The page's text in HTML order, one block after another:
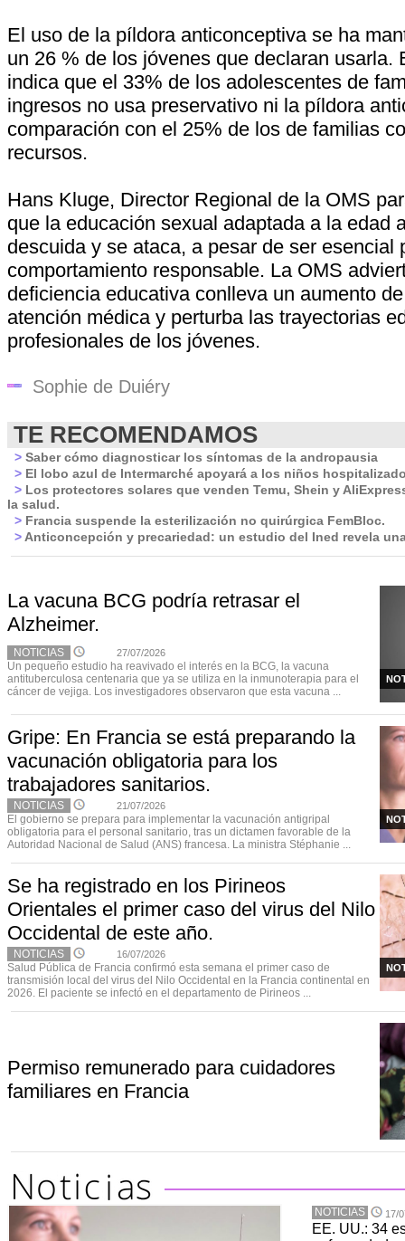
El uso de la píldora anticonceptiva se ha
un 26 % de los jóvenes que declaran usarla.
indica que el 33% de los adolescentes de
ingresos no usa preservativo ni la píldora
comparación con el 25% de los de familias
recursos.
Hans Kluge, Director Regional de la OMS
que la educación sexual adaptada a la edad
descuida y se ataca, a pesar de ser esencial
comportamiento responsable. La OMS
deficiencia educativa conlleva un aumento
atención médica y perturba las trayectorias
profesionales de los jóvenes.
Sophie de Duiéry
TE RECOMENDAMOS
> Saber cómo diagnosticar los síntomas de la andropausia
> El lobo azul de Intermarché apoyará a los niños
> Los protectores solares que venden Temu, Shein y
la salud.
> Francia suspende la esterilización no quirúrgica FemBloc.
> Anticoncepción y precariedad: un estudio del Ined revela
La vacuna BCG podría retrasar el
Alzheimer.
NOTICIAS 27/07/2026
Un pequeño estudio ha reavivado el interés en la BCG, la vacuna
antituberculosa centenaria que ya se utiliza en la inmunoterapia para el
cáncer de vejiga. Los investigadores observaron que esta vacuna ...
Gripe: En Francia se está preparando la
vacunación obligatoria para los
trabajadores sanitarios.
NOTICIAS 21/07/2026
El gobierno se prepara para implementar la vacunación antigripal
obligatoria para el personal sanitario, tras un dictamen favorable de la
Autoridad Nacional de Salud (ANS) francesa. La ministra Stéphanie ...
Se ha registrado en los Pirineos
Orientales el primer caso del virus del Nilo
Occidental de este año.
NOTICIAS 16/07/2026
Salud Pública de Francia confirmó esta semana el primer caso de
transmisión local del virus del Nilo Occidental en la Francia continental en
2026. El paciente se infectó en el departamento de Pirineos ...
Permiso remunerado para cuidadores
familiares en Francia
NOTICIAS 17/
EE. UU.: 34